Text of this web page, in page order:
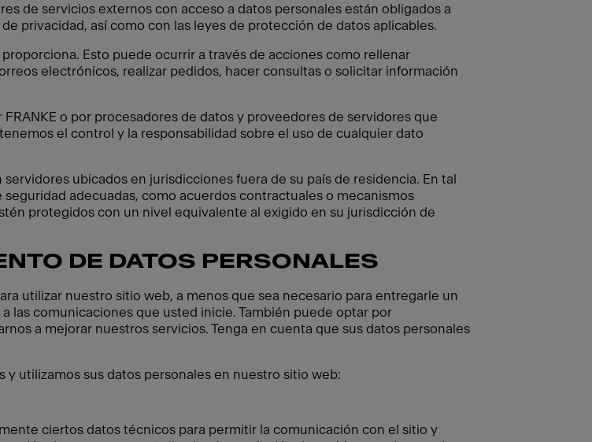
de servicios externos con acceso a datos personales están obligados a
privacidad, así como con las leyes de protección de datos aplicables.
Esto puede ocurrir a través de acciones como rellenar
electrónicos, realizar pedidos, hacer consultas o solicitar información
o por procesadores de datos y proveedores de servidores que
el control y la responsabilidad sobre el uso de cualquier dato
ubicados en jurisdicciones fuera de su país de residencia. En tal
adecuadas, como acuerdos contractuales o mecanismos
protegidos con un nivel equivalente al exigido en su jurisdicción de
DE DATOS PERSONALES
utilizar nuestro sitio web, a menos que sea necesario para entregarle un
las comunicaciones que usted inicie. También puede optar por
a mejorar nuestros servicios. Tenga en cuenta que sus datos personales
utilizamos sus datos personales en nuestro sitio web:
ciertos datos técnicos para permitir la comunicación con el sitio y